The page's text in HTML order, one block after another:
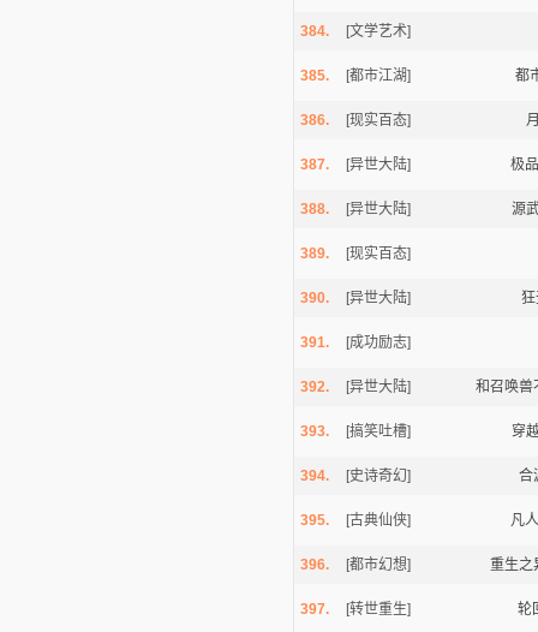
384. [文学艺术]
385. [都市江湖] 都
386. [现实百态]
387. [异世大陆] 极
388. [异世大陆] 源
389. [现实百态]
390. [异世大陆] 狂
391. [成功励志]
392. [异世大陆] 和召唤兽
393. [搞笑吐槽] 穿
394. [史诗奇幻] 合
395. [古典仙侠] 凡
396. [都市幻想] 重生之
397. [转世重生] 轮